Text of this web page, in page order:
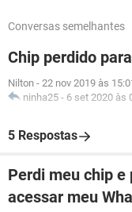
Conversas semelhantes
Chip perdido
Nilton - 22 nov 2019 às
ninha25 - 6 set 2020 às
5 Respostas
Perdi meu chip e
acessar meu